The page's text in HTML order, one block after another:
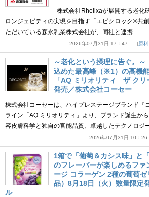
株式会社Rhelixaが展開する老化
ロンジェビティの実現を目指す「エピクロック®共
ただいている森永乳業株式会社が、同社と連携……
2026年07月31日 17：47 原料
～老化という摂理に告ぐ。
込めた最高峰（※1）の高機
「AQ ミリオリティ ザ クリ
発売／株式会社コーセー
株式会社コーセーは、ハイプレステージブランド『
ライン「AQ ミリオリティ」より、ブランド誕生か
容皮膚科学と独自の官能品質、卓越したテクノロ
2026年07月31日 10：26
1箱で「葡萄＆カシス味」と
のフレーバーが楽しめるファ
ージ コラーゲン 2種の葡萄
品）8月18日（火）数量限定
ル